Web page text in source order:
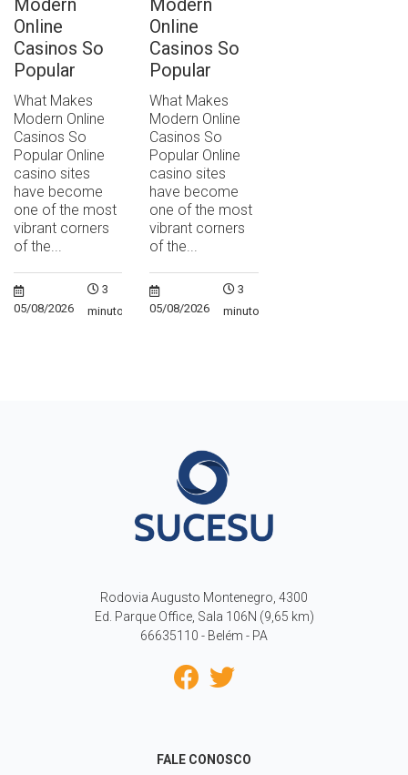
Modern
Online
Casinos So
Popular
What Makes
Modern Online
Casinos So
Popular Online
casino sites
have become
one of the most
vibrant corners
of the...
05/08/2026
3
minutos
Modern
Online
Casinos So
Popular
What Makes
Modern Online
Casinos So
Popular Online
casino sites
have become
one of the most
vibrant corners
of the...
05/08/2026
3
minutos
Rodovia Augusto Montenegro, 4300
Ed. Parque Office, Sala 106N (9,65 km)
66635110 - Belém - PA
FALE CONOSCO